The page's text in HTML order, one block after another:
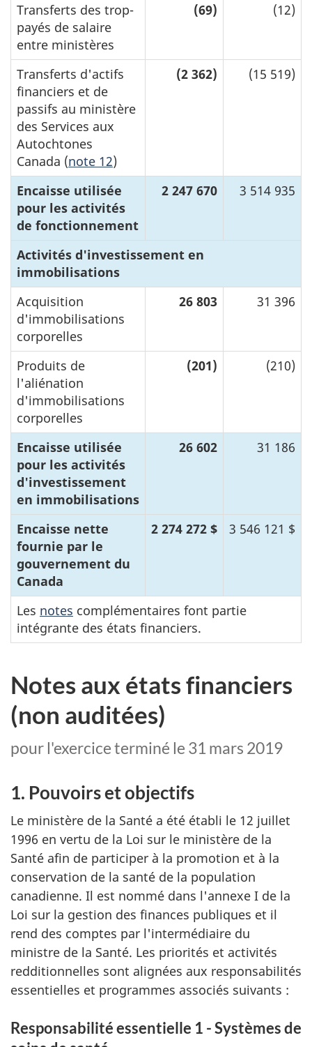
Transferts des trop-
payés de salaire
entre ministères
(69) (12)
Transferts d'actifs
financiers et de
passifs au ministère
des Services aux
Autochtones
Canada (note 12)
(2 362) (15 519)
Encaisse utilisée
pour les activités
de fonctionnement
2 247 670 3 514 935
Activités d'investissement en
immobilisations
Acquisition
d'immobilisations
corporelles
26 803 31 396
Produits de
l'aliénation
d'immobilisations
corporelles
(201) (210)
Encaisse utilisée
pour les activités
d'investissement
en immobilisations
26 602 31 186
Encaisse nette
fournie par le
gouvernement du
Canada
2 274 272 $ 3 546 121 $
Les notes complémentaires font partie
intégrante des états financiers.
Notes aux états financiers
(non auditées)
pour l'exercice terminé le 31 mars 2019
1. Pouvoirs et objectifs
Le ministère de la Santé a été établi le 12 juillet
1996 en vertu de la Loi sur le ministère de la
Santé afin de participer à la promotion et à la
conservation de la santé de la population
canadienne. Il est nommé dans l'annexe I de la
Loi sur la gestion des finances publiques et il
rend des comptes par l'intermédiaire du
ministre de la Santé. Les priorités et activités
redditionnelles sont alignées aux responsabilités
essentielles et programmes associés suivants :
Responsabilité essentielle 1 - Systèmes de